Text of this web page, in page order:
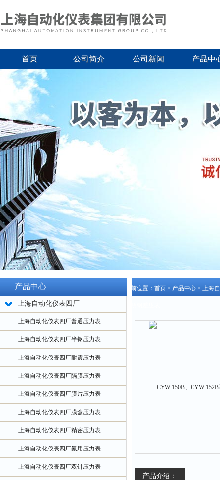
首页 公司简介 公司新闻 产品中
产品中心
上海自动化仪表四厂
上海自动化仪表四厂普通压力表
上海自动化仪表四厂半钢压力表
上海自动化仪表四厂耐震压力表
上海自动化仪表四厂隔膜压力表
上海自动化仪表四厂膜片压力表
上海自动化仪表四厂膜盒压力表
上海自动化仪表四厂精密压力表
上海自动化仪表四厂氨用压力表
上海自动化仪表四厂双针压力表
当前位置： 首页 > 产品中心 > 上海
产品介绍：